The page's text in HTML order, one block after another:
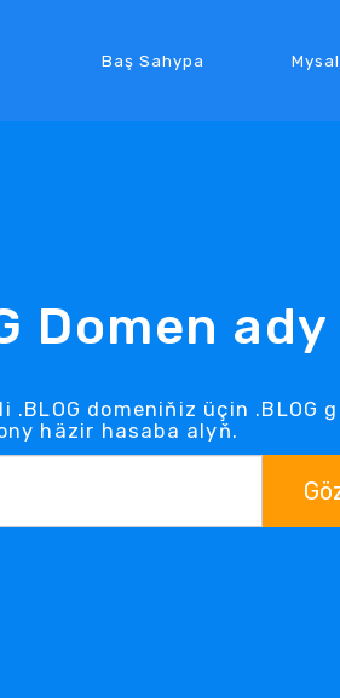
Baş Sahypa
Domen ady
domeniňiz üçin .BLOG
häzir hasaba alyň.